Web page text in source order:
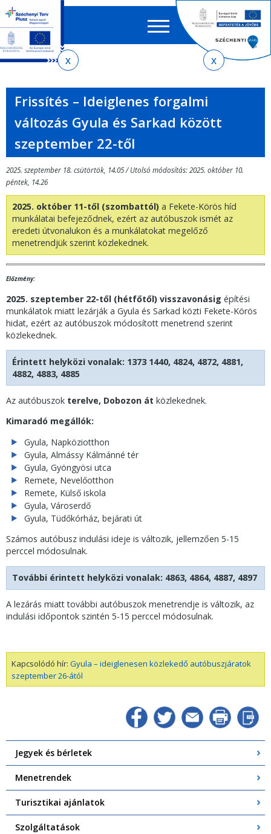
menetrendkeresőhöz
almenühöz
tartalomra
oldaltérképre
EN HU
űrlap
Frissítés – Ideiglenes forgalmi
változás Gyula és Sarkad között
szeptember 22-től
2025. szeptember 18. csütörtök, 14.05 / Utolsó módosítás: 2025. október 10.
péntek, 14.26
2025. október 11-től (szombattól) a Fekete-Körös híd
munkálatai befejeződnek, ezért az autóbuszok ismét az
eredeti útvonalukon és a munkálatokat megelőző
menetrendjük szerint közlekednek.
Előzmény:
2025. szeptember 22-től (hétfőtől) visszavonásig építési
munkálatok miatt lezárják a Gyula és Sarkad közti Fekete-Körös
hidat, ezért az autóbuszok módosított menetrend szerint
közlekednek.
Érintett helyközi vonalak: 1373 1440, 4824, 4872, 4881,
4882, 4883, 4885
Az autóbuszok terelve, Dobozon át közlekednek.
Kimaradó megállók:
Gyula, Napköziotthon
Gyula, Almássy Kálmánné tér
Gyula, Gyöngyösi utca
Remete, Nevelőotthon
Remete, Külső iskola
Gyula, Városerdő
Gyula, Tüdőkórház, bejárati út
Számos autóbusz indulási ideje is változik, jellemzően 5-15
perccel módosulnak.
További érintett helyközi vonalak: 4863, 4864, 4887, 4897
A lezárás miatt további autóbuszok menetrendje is változik, az
indulási időpontok szintén 5-15 perccel módosulnak.
Kapcsolódó hír: Gyula – ideiglenesen közlekedő autóbuszjáratok
szeptember 26-ától
Jegyek és bérletek
Menetrendek
Turisztikai ajánlatok
Szolgáltatások